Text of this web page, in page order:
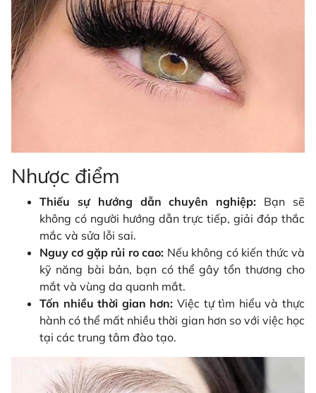
Nhược điểm
Thiếu sự hướng dẫn chuyên nghiệp: Bạn sẽ
không có người hướng dẫn trực tiếp, giải đáp thắc
mắc và sửa lỗi sai.
Nguy cơ gặp rủi ro cao: Nếu không có kiến thức và
kỹ năng bài bản, bạn có thể gây tổn thương cho
mắt và vùng da quanh mắt.
Tốn nhiều thời gian hơn: Việc tự tìm hiểu và thực
hành có thể mất nhiều thời gian hơn so với việc học
tại các trung tâm đào tạo.